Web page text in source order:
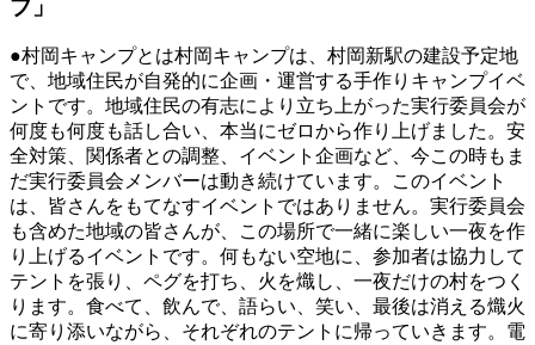
プ」
●村岡キャンプとは村岡キャンプは、村岡新駅の建設予定地
で、地域住民が自発的に企画・運営する手作りキャンプイベ
ントです。地域住民の有志により立ち上がった実行委員会が
何度も何度も話し合い、本当にゼロから作り上げました。安
全対策、関係者との調整、イベント企画など、今この時もま
だ実行委員会メンバーは動き続けています。このイベント
は、皆さんをもてなすイベントではありません。実行委員会
も含めた地域の皆さんが、この場所で一緒に楽しい一夜を作
り上げるイベントです。何もない空地に、参加者は協力して
テントを張り、ペグを打ち、火を熾し、一夜だけの村をつく
ります。食べて、飲んで、語らい、笑い、最後は消える熾火
に寄り添いながら、それぞれのテントに帰っていきます。電